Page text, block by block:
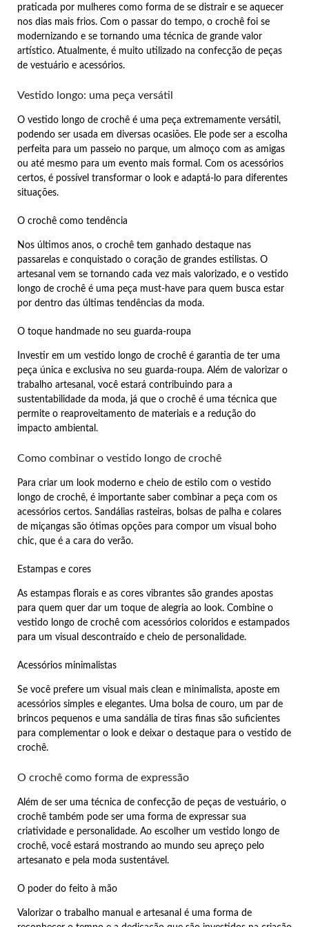
praticada por mulheres como forma de se distrair e se aquecer
nos dias mais frios. Com o passar do tempo, o crochê foi se
modernizando e se tornando uma técnica de grande valor
artístico. Atualmente, é muito utilizado na confecção de peças
de vestuário e acessórios.
Vestido longo: uma peça versátil
O vestido longo de crochê é uma peça extremamente versátil,
podendo ser usada em diversas ocasiões. Ele pode ser a escolha
perfeita para um passeio no parque, um almoço com as amigas
ou até mesmo para um evento mais formal. Com os acessórios
certos, é possível transformar o look e adaptá-lo para diferentes
situações.
O crochê como tendência
Nos últimos anos, o crochê tem ganhado destaque nas
passarelas e conquistado o coração de grandes estilistas. O
artesanal vem se tornando cada vez mais valorizado, e o vestido
longo de crochê é uma peça must-have para quem busca estar
por dentro das últimas tendências da moda.
O toque handmade no seu guarda-roupa
Investir em um vestido longo de crochê é garantia de ter uma
peça única e exclusiva no seu guarda-roupa. Além de valorizar o
trabalho artesanal, você estará contribuindo para a
sustentabilidade da moda, já que o crochê é uma técnica que
permite o reaproveitamento de materiais e a redução do
impacto ambiental.
Como combinar o vestido longo de crochê
Para criar um look moderno e cheio de estilo com o vestido
longo de crochê, é importante saber combinar a peça com os
acessórios certos. Sandálias rasteiras, bolsas de palha e colares
de miçangas são ótimas opções para compor um visual boho
chic, que é a cara do verão.
Estampas e cores
As estampas florais e as cores vibrantes são grandes apostas
para quem quer dar um toque de alegria ao look. Combine o
vestido longo de crochê com acessórios coloridos e estampados
para um visual descontraído e cheio de personalidade.
Acessórios minimalistas
Se você prefere um visual mais clean e minimalista, aposte em
acessórios simples e elegantes. Uma bolsa de couro, um par de
brincos pequenos e uma sandália de tiras finas são suficientes
para complementar o look e deixar o destaque para o vestido de
crochê.
O crochê como forma de expressão
Além de ser uma técnica de confecção de peças de vestuário, o
crochê também pode ser uma forma de expressar sua
criatividade e personalidade. Ao escolher um vestido longo de
crochê, você estará mostrando ao mundo seu apreço pelo
artesanato e pela moda sustentável.
O poder do feito à mão
Valorizar o trabalho manual e artesanal é uma forma de